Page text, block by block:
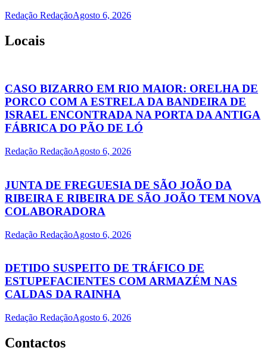
Redação RedaçãoAgosto 6, 2026
Locais
CASO BIZARRO EM RIO MAIOR: ORELHA DE
PORCO COM A ESTRELA DA BANDEIRA DE
ISRAEL ENCONTRADA NA PORTA DA ANTIGA
FÁBRICA DO PÃO DE LÓ
Redação RedaçãoAgosto 6, 2026
JUNTA DE FREGUESIA DE SÃO JOÃO DA
RIBEIRA E RIBEIRA DE SÃO JOÃO TEM NOVA
COLABORADORA
Redação RedaçãoAgosto 6, 2026
DETIDO SUSPEITO DE TRÁFICO DE
ESTUPEFACIENTES COM ARMAZÉM NAS
CALDAS DA RAINHA
Redação RedaçãoAgosto 6, 2026
Contactos